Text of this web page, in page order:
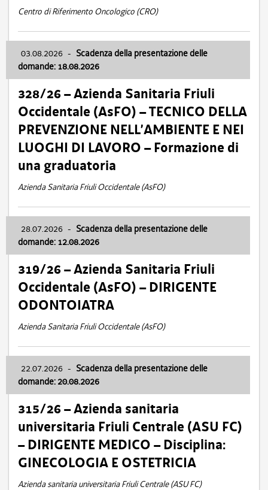
Centro di Riferimento Oncologico (CRO)
03.08.2026 - Scadenza della presentazione delle
domande: 18.08.2026
328/26 – Azienda Sanitaria Friuli
Occidentale (AsFO) – TECNICO DELLA
PREVENZIONE NELL’AMBIENTE E NEI
LUOGHI DI LAVORO – Formazione di
una graduatoria
Azienda Sanitaria Friuli Occidentale (AsFO)
28.07.2026 - Scadenza della presentazione delle
domande: 12.08.2026
319/26 – Azienda Sanitaria Friuli
Occidentale (AsFO) – DIRIGENTE
ODONTOIATRA
Azienda Sanitaria Friuli Occidentale (AsFO)
22.07.2026 - Scadenza della presentazione delle
domande: 20.08.2026
315/26 – Azienda sanitaria
universitaria Friuli Centrale (ASU FC)
– DIRIGENTE MEDICO – Disciplina:
GINECOLOGIA E OSTETRICIA
Azienda sanitaria universitaria Friuli Centrale (ASU FC)